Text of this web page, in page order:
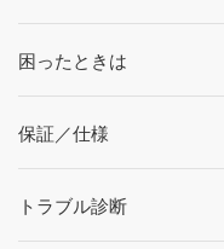
困ったときは
保証／仕様
トラブル診断